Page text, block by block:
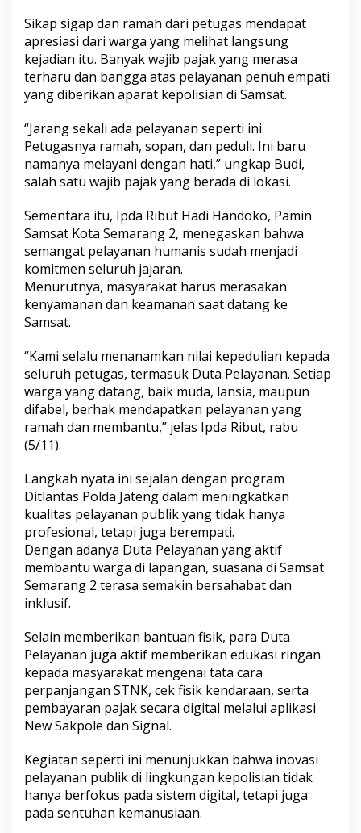
Sikap sigap dan ramah dari petugas mendapat
apresiasi dari warga yang melihat langsung
kejadian itu. Banyak wajib pajak yang merasa
terharu dan bangga atas pelayanan penuh empati
yang diberikan aparat kepolisian di Samsat.
“Jarang sekali ada pelayanan seperti ini.
Petugasnya ramah, sopan, dan peduli. Ini baru
namanya melayani dengan hati,” ungkap Budi,
salah satu wajib pajak yang berada di lokasi.
Sementara itu, Ipda Ribut Hadi Handoko, Pamin
Samsat Kota Semarang 2, menegaskan bahwa
semangat pelayanan humanis sudah menjadi
komitmen seluruh jajaran.
Menurutnya, masyarakat harus merasakan
kenyamanan dan keamanan saat datang ke
Samsat.
“Kami selalu menanamkan nilai kepedulian kepada
seluruh petugas, termasuk Duta Pelayanan. Setiap
warga yang datang, baik muda, lansia, maupun
difabel, berhak mendapatkan pelayanan yang
ramah dan membantu,” jelas Ipda Ribut, rabu
(5/11).
Langkah nyata ini sejalan dengan program
Ditlantas Polda Jateng dalam meningkatkan
kualitas pelayanan publik yang tidak hanya
profesional, tetapi juga berempati.
Dengan adanya Duta Pelayanan yang aktif
membantu warga di lapangan, suasana di Samsat
Semarang 2 terasa semakin bersahabat dan
inklusif.
Selain memberikan bantuan fisik, para Duta
Pelayanan juga aktif memberikan edukasi ringan
kepada masyarakat mengenai tata cara
perpanjangan STNK, cek fisik kendaraan, serta
pembayaran pajak secara digital melalui aplikasi
New Sakpole dan Signal.
Kegiatan seperti ini menunjukkan bahwa inovasi
pelayanan publik di lingkungan kepolisian tidak
hanya berfokus pada sistem digital, tetapi juga
pada sentuhan kemanusiaan.